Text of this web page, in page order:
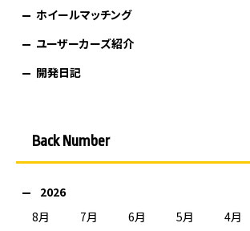
ホイールマッチング
ユーザーカーズ紹介
開発日記
Back Number
2026
8月
7月 6月 5月 4月